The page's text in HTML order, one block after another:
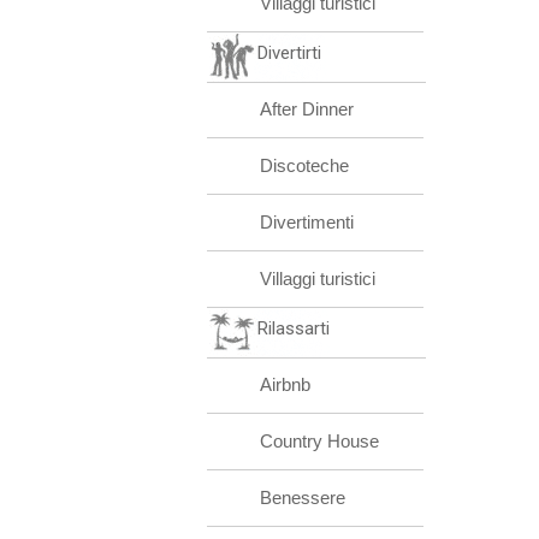
Divertirti
After Dinner
Discoteche
Divertimenti
Villaggi turistici
Rilassarti
Airbnb
Country House
Benessere